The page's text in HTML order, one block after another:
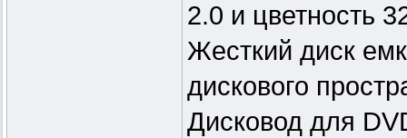
2.0 и цветность
Жесткий диск
дискового
Дисковод для